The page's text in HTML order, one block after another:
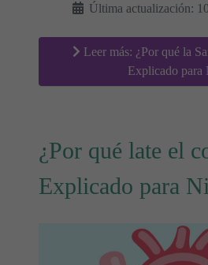
Última actualización:
Leer más: ¿Por qué la
Explicado para
¿Por qué late el
Explicado para